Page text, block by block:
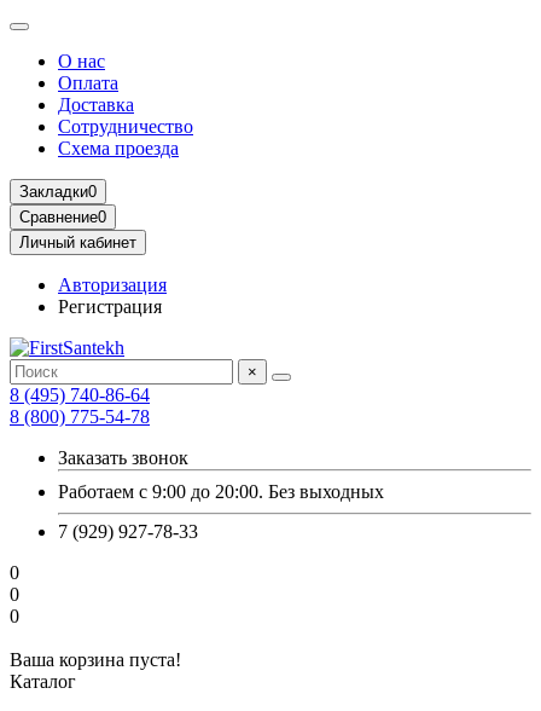
О нас
Оплата
Доставка
Сотрудничество
Схема проезда
Закладки0
Сравнение0
Личный кабинет
Авторизация
Регистрация
×
8 (495) 740-86-64
8 (800) 775-54-78
Заказать звонок
Работаем с 9:00 до 20:00. Без выходных
7 (929) 927-78-33
0
0
0
Ваша корзина пуста!
Каталог